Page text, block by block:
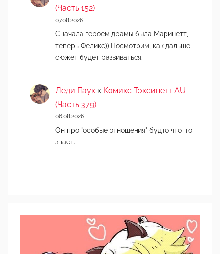
(Часть 152)
07.08.2026
Сначала героем драмы была Маринетт,
теперь Феликс)) Посмотрим, как дальше
сюжет будет развиваться.
Леди Паук к Комикс Токсинетт AU
(Часть 379)
06.08.2026
Он про "особые отношения" будто что-то
знает.